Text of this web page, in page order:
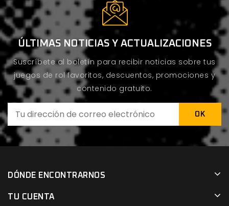
ÚLTIMAS NOTICIAS Y ACTUALIZACIONES
Suscríbete al boletín para recibir noticias sobre tus
juegos de rol favoritos, descuentos, promociones y
contenido gratuito.
DÓNDE ENCONTRARNOS
TU CUENTA